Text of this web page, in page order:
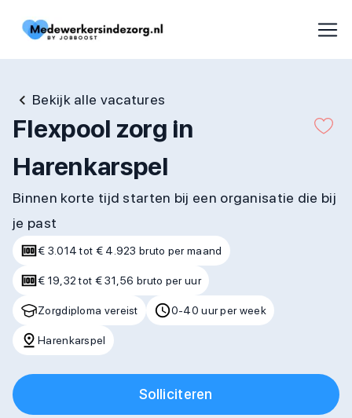
Bekijk alle vacatures
Flexpool zorg in
Harenkarspel
Binnen korte tijd starten bij een organisatie die bij
je past
€ 3.014 tot € 4.923 bruto per maand
€ 19,32 tot € 31,56 bruto per uur
Zorgdiploma vereist 0-40 uur per week
Harenkarspel
Solliciteren